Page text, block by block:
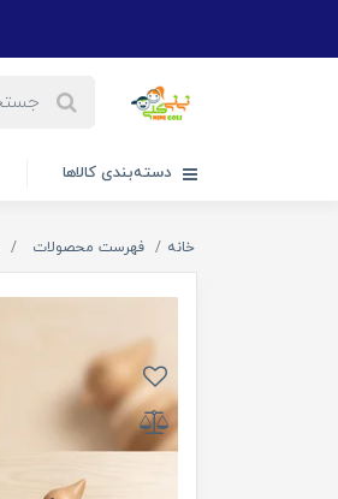
دسته‌بندی کالاها
خانه فهرست محصولات